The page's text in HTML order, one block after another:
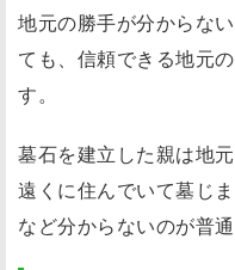
地元の勝手が分からな
ても、信頼できる地元
す。
墓石を建立した親は地
遠くに住んでいて墓じ
など分からないのが普通